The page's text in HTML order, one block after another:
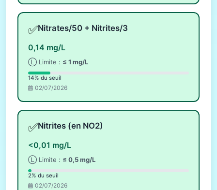
✅Nitrates/50 + Nitrites/3
0,14 mg/L
Ⓛ Limite : ≤ 1 mg/L
14% du seuil
02/07/2026
✅Nitrites (en NO2)
<0,01 mg/L
Ⓛ Limite : ≤ 0,5 mg/L
2% du seuil
02/07/2026